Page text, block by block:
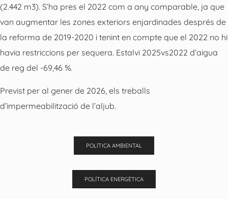
(2.442 m3). S’ha pres el 2022 com a any comparable, ja que
van augmentar les zones exteriors enjardinades després de
la reforma de 2019-2020 i tenint en compte que el 2022 no hi
havia restriccions per sequera. Estalvi 2025vs2022 d’aigua
de reg del -69,46 %.
Previst per al gener de 2026, els treballs
d’impermeabilització de l’aljub.
POLÍTICA AMBIENTAL
POLÍTICA ENERGÈTICA